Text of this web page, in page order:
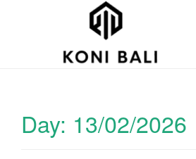
Day: 13/02/2026